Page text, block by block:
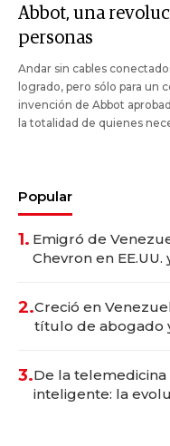
Abbot, una
personas
Andar sin cables
logrado, pero sólo para un
invención de Abbot
la totalidad de quienes
Popular
1. Emigró de
Chevron en
2.Creció en
título de abogado
3.De la
inteligente: la